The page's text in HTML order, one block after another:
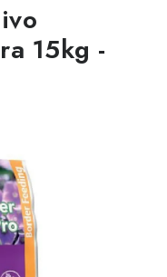
15kg -